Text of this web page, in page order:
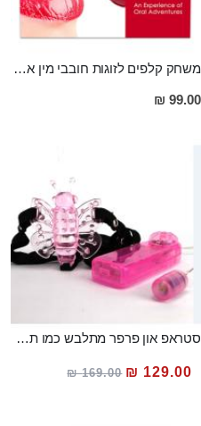
משחק קלפים לזוגות חובבי מין אוראלי
99.00 ₪
סטראפ און פרפר מתלבש כמו תחתונים, עם רטט
169.00 ₪
מחיר
מבצע
129.00 ₪